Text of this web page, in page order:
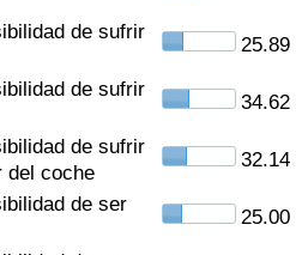
de sufrir
25.89
de sufrir
34.62
de sufrir
del coche
32.14
de ser
25.00